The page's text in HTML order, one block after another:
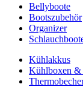
Bellyboote
Bootszubehör
Organizer
Kühlakkus
Kühlboxen &